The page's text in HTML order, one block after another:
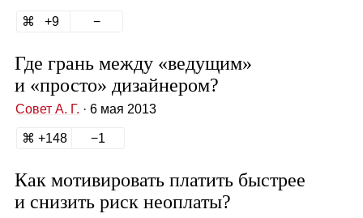
9
Где грань между «ведущим»
и «просто» дизайнером?
Совет А. Г. · 6 мая 2013
148 1
Как мотивировать платить быстрее
и снизить риск неоплаты?